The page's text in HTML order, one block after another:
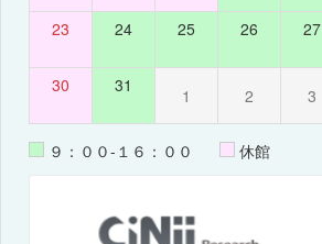
23 24 25 26 27
30 31 1 2 3
９：００-１６：００ 休館